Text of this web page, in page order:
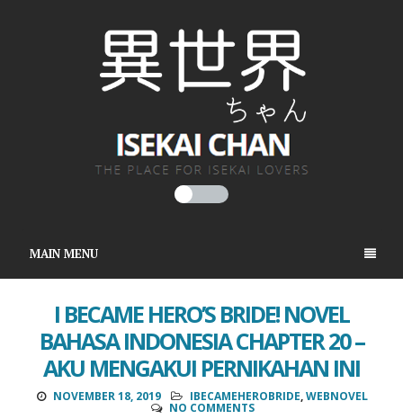
MAIN MENU
I BECAME HERO’S BRIDE! NOVEL
BAHASA INDONESIA CHAPTER 20 –
AKU MENGAKUI PERNIKAHAN INI
NOVEMBER 18, 2019 IBECAMEHEROBRIDE,WEBNOVEL
NO COMMENTS